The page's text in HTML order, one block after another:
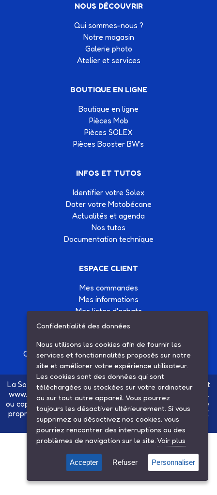
NOUS DÉCOUVRIR
Qui sommes-nous ?
Notre magasin
Galerie photo
Atelier et services
BOUTIQUE EN LIGNE
Boutique en ligne
Pièces Mob
Pièces SOLEX
Pièces Booster BW's
INFOS ET TUTOS
Identifier votre Solex
Dater votre Motobécane
Actualités et agenda
Nos tutos
Documentation technique
ESPACE CLIENT
Mes commandes
Mes informations
Mes listes d'achats
Conditions générales de vente
Création site Internet Factor’IT|Mentions légales
La Société SARL ETS MAUGER, exploitante du site internet
www.ets-mauger.com, n'a aucun lien juridique, commercial
ou capitalistique avec la société SINBAR - Groupe Easybike
propriétaire des marques SOLEX, VELOSOLEX, SOLEXINE
et E-SOLEX.
Confidentialité des données
Nous utilisons les cookies afin de fournir les
services et fonctionnalités proposés sur notre
site et améliorer votre expérience utilisateur.
Les cookies sont des données qui sont
téléchargées ou stockées sur votre ordinateur
ou sur tout autre appareil. Vous pourrez
toujours les désactiver ultérieurement. Si vous
supprimez ou désactivez nos cookies, vous
pourriez rencontrer des interruptions ou des
problèmes de navigation sur le site. Voir plus
Accepter Refuser Personnaliser